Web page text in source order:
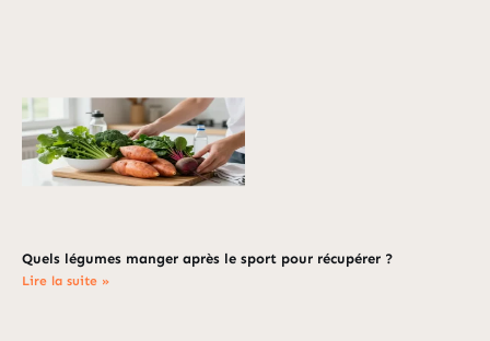
Quels légumes manger après le sport pour récupérer ?
Lire la suite »